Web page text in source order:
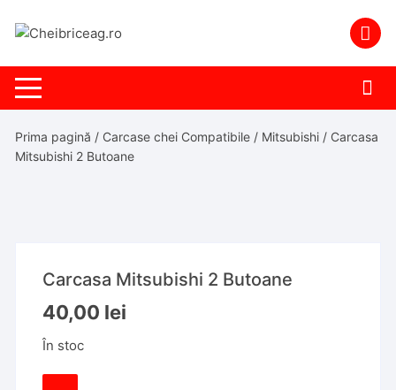
Prima pagină / Carcase chei Compatibile / Mitsubishi / Carcasa
Mitsubishi 2 Butoane
Carcasa Mitsubishi 2 Butoane
40,00 lei
În stoc